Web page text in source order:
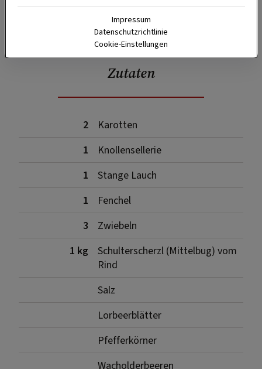
SPEICHERN DRUCKEN
Zutaten
2
Karotten
1
Knollensellerie
1
Stange Lauch
1
Fenchel
3
Zwiebeln
1 kg
Schulterscherzl (Mittelbug) vom
Rind
Salz
Lorbeerblätter
Pfefferkörner
Wacholderbeeren
Impressum
Datenschutzrichtlinie
Cookie-Einstellungen